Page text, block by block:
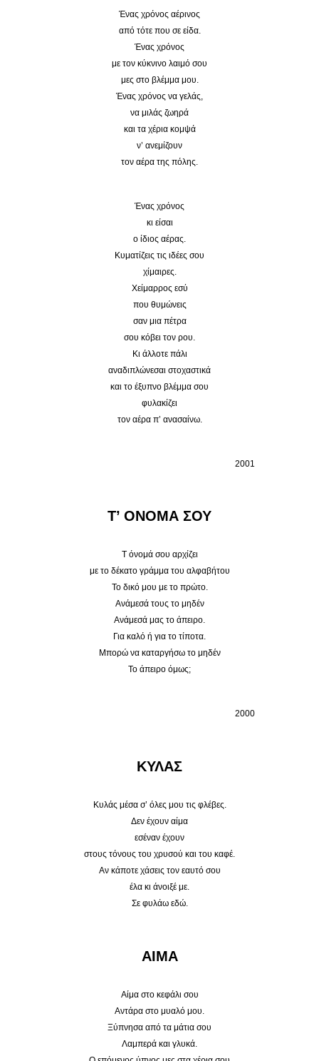
Ένας χρόνος αέρινος
από τότε που σε είδα.
Ένας χρόνος
με τον κύκνινο λαιμό σου
μες στο βλέμμα μου.
Ένας χρόνος να γελάς,
να μιλάς ζωηρά
και τα χέρια κομψά
ν’ ανεμίζουν
τον αέρα της πόλης.
Ένας χρόνος
κι είσαι
ο ίδιος αέρας.
Κυματίζεις τις ιδέες σου
χίμαιρες.
Χείμαρρος εσύ
που θυμώνεις
σαν μια πέτρα
σου κόβει τον ρου.
Κι άλλοτε πάλι
αναδιπλώνεσαι στοχαστικά
και το έξυπνο βλέμμα σου
φυλακίζει
τον αέρα π’ ανασαίνω.
2001
Τ’ ΟΝΟΜΑ ΣΟΥ
Τ όνομά σου αρχίζει
με το δέκατο γράμμα του αλφαβήτου
Το δικό μου με το πρώτο.
Ανάμεσά τους το μηδέν
Ανάμεσά μας το άπειρο.
Για καλό ή για το τίποτα.
Μπορώ να καταργήσω το μηδέν
Το άπειρο όμως;
2000
ΚΥΛΑΣ
Κυλάς μέσα σ’ όλες μου τις φλέβες.
Δεν έχουν αίμα
εσέναν έχουν
στους τόνους του χρυσού και του καφέ.
Αν κάποτε χάσεις τον εαυτό σου
έλα κι άνοιξέ με.
Σε φυλάω εδώ.
ΑΙΜΑ
Αίμα στο κεφάλι σου
Αντάρα στο μυαλό μου.
Ξύπνησα από τα μάτια σου
Λαμπερά και γλυκά.